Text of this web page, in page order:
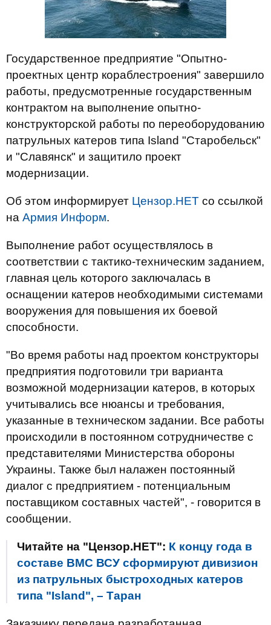
Государственное предприятие "Опытно-
проектных центр кораблестроения" завершило
работы, предусмотренные государственным
контрактом на выполнение опытно-
конструкторской работы по переоборудованию
патрульных катеров типа Island "Старобельск"
и "Славянск" и защитило проект
модернизации.
Об этом информирует Цензор.НЕТ со ссылкой
на Армия Информ.
Выполнение работ осуществлялось в
соответствии с тактико-техническим заданием,
главная цель которого заключалась в
оснащении катеров необходимыми системами
вооружения для повышения их боевой
способности.
"Во время работы над проектом конструкторы
предприятия подготовили три варианта
возможной модернизации катеров, в которых
учитывались все нюансы и требования,
указанные в техническом задании. Все работы
происходили в постоянном сотрудничестве с
представителями Министерства обороны
Украины. Также был налажен постоянный
диалог с предприятием - потенциальным
поставщиком составных частей", - говорится в
сообщении.
Читайте на "Цензор.НЕТ": К концу года в
составе ВМС ВСУ сформируют дивизион
из патрульных быстроходных катеров
типа "Island", – Таран